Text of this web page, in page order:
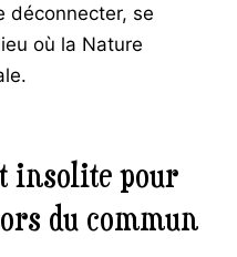
déconnecter, se
où la Nature
insolite pour
du commun